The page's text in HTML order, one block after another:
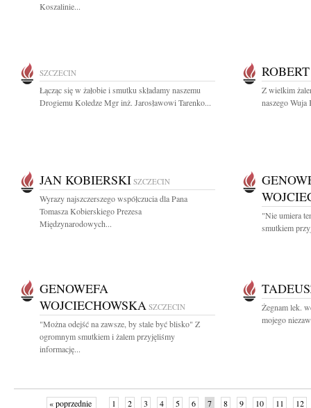
Koszalinie...
SZCZECIN
Łącząc się w żałobie i smutku składamy naszemu
Drogiemu Koledze Mgr inż. Jarosławowi Tarenko...
Z wielkim
naszego
JAN KOBIERSKI SZCZECIN
Wyrazy najszczerszego współczucia dla Pana
Tomasza Kobierskiego Prezesa
Międzynarodowych...
"Nie umiera
smutkiem
GENOWEFA
WOJCIECHOWSKA SZCZECIN
"Można odejść na zawsze, by stale być blisko" Z
ogromnym smutkiem i żalem przyjęliśmy
informację...
Żegnam lek.
mojego
« poprzednie 1 2 3 4 5 6 7 8 9 10 11 12